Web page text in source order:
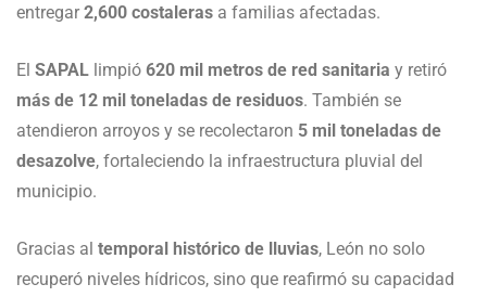
entregar 2,600 costaleras a familias afectadas.
El SAPAL limpió 620 mil metros de red sanitaria y retiró
más de 12 mil toneladas de residuos. También se
atendieron arroyos y se recolectaron 5 mil toneladas de
desazolve, fortaleciendo la infraestructura pluvial del
municipio.
Gracias al temporal histórico de lluvias, León no solo
recuperó niveles hídricos, sino que reafirmó su capacidad